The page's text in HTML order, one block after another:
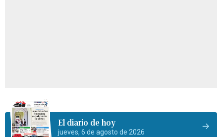
El diario de hoy
jueves, 6 de agosto de 2026